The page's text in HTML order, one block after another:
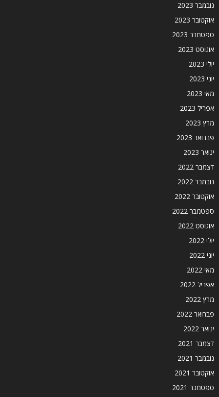
נובמבר 2023
אוקטובר 2023
ספטמבר 2023
אוגוסט 2023
יולי 2023
יוני 2023
מאי 2023
אפריל 2023
מרץ 2023
פברואר 2023
ינואר 2023
דצמבר 2022
נובמבר 2022
אוקטובר 2022
ספטמבר 2022
אוגוסט 2022
יולי 2022
יוני 2022
מאי 2022
אפריל 2022
מרץ 2022
פברואר 2022
ינואר 2022
דצמבר 2021
נובמבר 2021
אוקטובר 2021
ספטמבר 2021